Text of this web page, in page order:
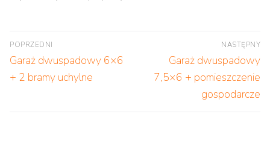
Nawigacja
wpisu
POPRZEDNI
Poprzedni
wpis:
Garaż dwuspadowy 6×6
+ 2 bramy uchylne
NASTĘPNY
Następny
wpis:
Garaż dwuspadowy
7,5×6 + pomieszczenie
gospodarcze